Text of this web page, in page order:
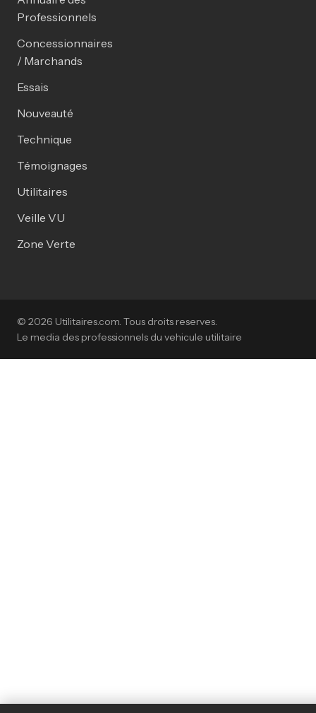
Professionnels
Concessionnaires
/ Marchands
Essais
Nouveauté
Technique
Témoignages
Utilitaires
Veille VU
Zone Verte
© 2026 Utilitaires.com. Tous droits reserves.
Le media des professionnels du vehicule utilitaire